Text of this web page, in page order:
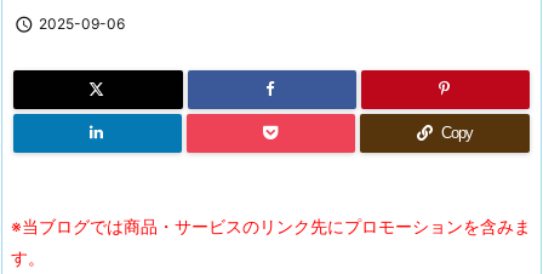
 2025-09-06
Copy
※当ブログでは商品・サービスのリンク先にプロモーションを含みま
す。